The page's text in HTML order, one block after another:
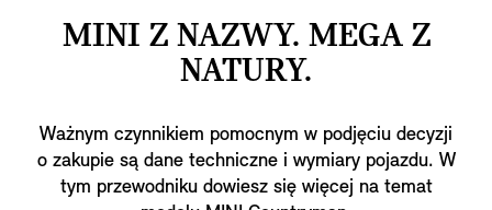
MINI Z NAZWY. MEGA Z
NATURY.
Ważnym czynnikiem pomocnym w podjęciu decyzji
o zakupie są dane techniczne i wymiary pojazdu. W
tym przewodniku dowiesz się więcej na temat